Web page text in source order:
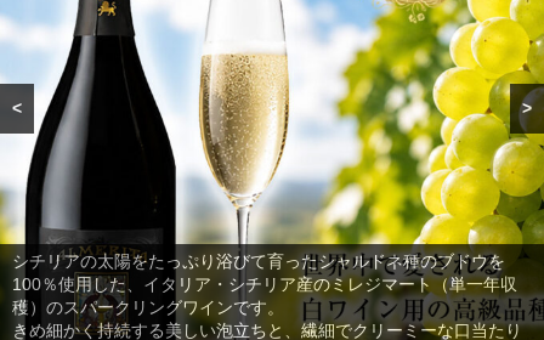
普段お世話になっている肩へ贈る日本人の美しい習慣。これから長
シチリアの太陽をたっぷり浴びて育ったシャルドネ種のブドウを
100％使用した、イタリア・シチリア産のミレジマート（単一年収
穫）のスパークリングワインです。
きめ細かく持続する美しい泡立ちと、繊細でクリーミーな口当たり
ドイツの名門「インゼル醸造所」が手掛ける
『World Championships of the Beer Styles』。
世界的サッカー大会に出場する国々をテーマに、各国をイメージし
炭酸は控えめで口当たりは柔らかく、飲みやすいのに大人向けの味
フランス・ブルターニュ地方のリンゴで丁寧に作られた、フランス
イタリア シチリア島、チョコレートの町モディカの老舗ブランド
「アンティカ・ドルチェリア・ボナイユー」の古代チョコレート。
< >